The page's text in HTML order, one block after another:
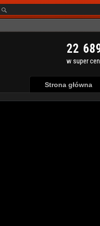
22 68
w super
Strona główna